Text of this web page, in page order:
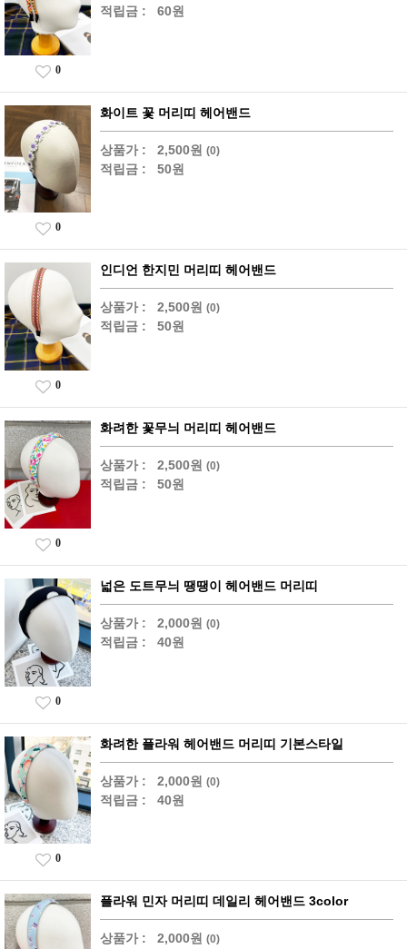
적립금 : 60원
0
화이트 꽃 머리띠 헤어밴드
상품가 : 2,500원 (0)
적립금 : 50원
0
인디언 한지민 머리띠 헤어밴드
상품가 : 2,500원 (0)
적립금 : 50원
0
화려한 꽃무늬 머리띠 헤어밴드
상품가 : 2,500원 (0)
적립금 : 50원
0
넓은 도트무늬 땡땡이 헤어밴드 머리띠
상품가 : 2,000원 (0)
적립금 : 40원
0
화려한 플라워 헤어밴드 머리띠 기본스타일
상품가 : 2,000원 (0)
적립금 : 40원
0
플라워 민자 머리띠 데일리 헤어밴드 3color
상품가 : 2,000원 (0)